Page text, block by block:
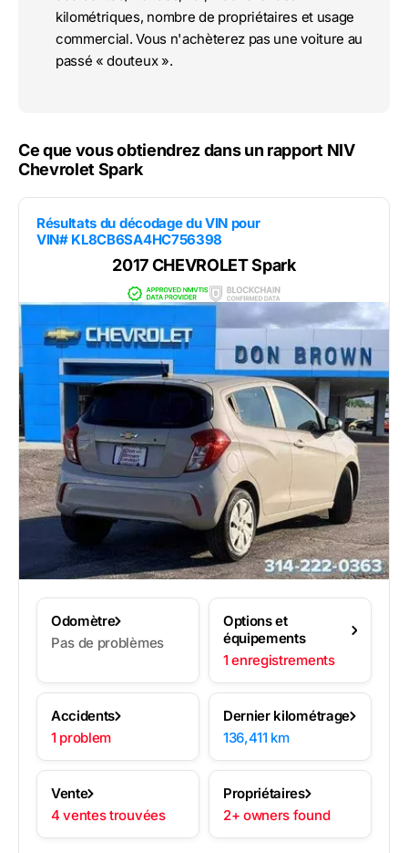
kilométriques, nombre de propriétaires et usage
commercial. Vous n'achèterez pas une voiture au
passé « douteux ».
Ce que vous obtiendrez dans un rapport NIV
Chevrolet Spark
Résultats du décodage du VIN pour
VIN# KL8CB6SA4HC756398
2017 CHEVROLET Spark
Odomètre
Pas de problèmes
Options et
équipements
1 enregistrements
Accidents
1 problem
Dernier kilométrage
136,411 km
Vente
4 ventes trouvées
Propriétaires
2+ owners found